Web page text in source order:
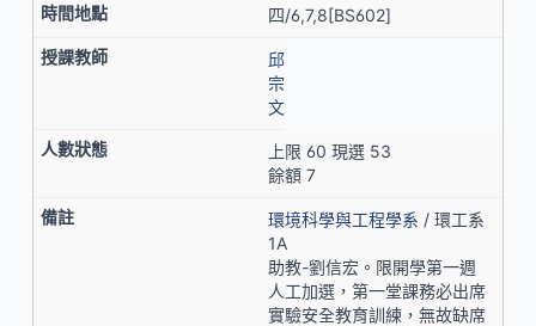
四/6,7,8[BS602]
邱
宗
文
上限 60 現選 53
餘額 7
環境科學與工程學系 / 環工系
1A
助教-劉信宏。限開學第一週
人工加選，第一堂課務必出席
實驗安全教育訓練，無故缺席